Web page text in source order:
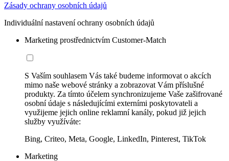
Zásady ochrany osobních údajů
Individuální nastavení ochrany osobních údajů
Marketing prostřednictvím Customer-Match
S Vaším souhlasem Vás také budeme informovat o akcích
mimo naše webové stránky a zobrazovat Vám příslušné
produkty. Za tímto účelem synchronizujeme Vaše zašifrované
osobní údaje s následujícími externími poskytovateli a
využijeme jejich online reklamní kanály, pokud již jejich
služby využíváte:
Bing, Criteo, Meta, Google, LinkedIn, Pinterest, TikTok
Marketing